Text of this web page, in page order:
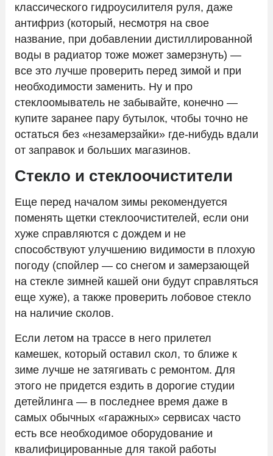
классического гидроусилителя руля, даже
антифриз (который, несмотря на свое
название, при добавлении дистиллированной
воды в радиатор тоже может замерзнуть) —
все это лучше проверить перед зимой и при
необходимости заменить. Ну и про
стеклоомыватель не забывайте, конечно —
купите заранее пару бутылок, чтобы точно не
остаться без «незамерзайки» где-нибудь вдали
от заправок и больших магазинов.
Стекло и стеклоочистители
Еще перед началом зимы рекомендуется
поменять щетки стеклоочистителей, если они
хуже справляются с дождем и не
способствуют улучшению видимости в плохую
погоду (спойлер — со снегом и замерзающей
на стекле зимней кашей они будут справляться
еще хуже), а также проверить лобовое стекло
на наличие сколов.
Если летом на трассе в него прилетел
камешек, который оставил скол, то ближе к
зиме лучше не затягивать с ремонтом. Для
этого не придется ездить в дорогие студии
детейлинга — в последнее время даже в
самых обычных «гаражных» сервисах часто
есть все необходимое оборудование и
квалифицированные для такой работы